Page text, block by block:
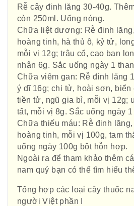
Rễ cây đinh lăng 30-40g.
còn 250ml. Uống nóng.
Chữa liệt dương: Rễ đinh
hoàng tinh, hà thủ ô, kỷ tử,
mỗi vị 12g; trâu cổ, cao ban
nhân 6g. Sắc uống ngày 1
Chữa viêm gan: Rễ đinh lăng
ý dĩ 16g; chi tử, hoài sơn, biển
tiền tử, ngũ gia bì, mỗi vị 12g;
tất, mỗi vị 8g. Sắc uống ngày 1
Chữa thiếu máu: Rễ đinh
hoàng tinh, mỗi vị 100g, tam
uống ngày 100g bột hỗn hợp.
Ngoài ra để tham khảo thêm
nam quý bạn có thể tìm hiểu
Tổng hợp các loại cây thuốc
người Việt phần I
Hội Đông Y TP.